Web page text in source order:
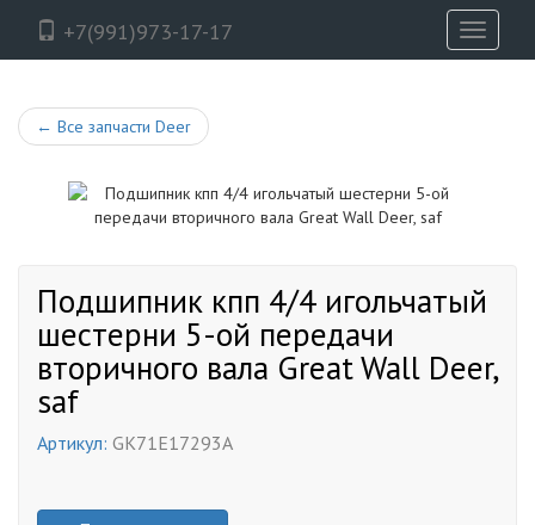
+7(991)973-17-17
Toggle
← Все запчасти Deer
Подшипник кпп 4/4 игольчатый
шестерни 5-ой передачи
вторичного вала Great Wall Deer,
saf
Артикул: GK71E17293A